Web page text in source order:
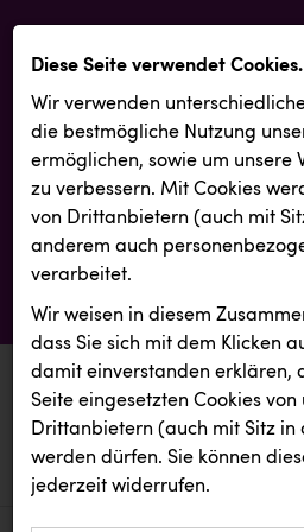
aktuelle aussendungen
aktuelle aussendungen
Diese Seite verwendet Cookies.
Wir verwenden
die best­mögliche Nutzung
ermöglichen, sowie um unsere
zu verbessern. Mit Cookies
von Drittanbietern (auch mit
anderem auch
verarbeitet.
Wir weisen in diesem
dass Sie sich mit dem Klicken
damit ein­ver­standen erklären,
Seite eingesetzten Cookies von
Drittanbietern (auch mit Sitz in
werden dürfen. Sie können
jederzeit widerrufen.